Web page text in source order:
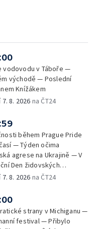
vodovodu v Táboře —
východě — Poslední
Knížákem
7. 8. 2026 na ČT24
během Prague Pride
— Týden očima
agrese na Ukrajině — V
Den židovských
slaví 25 let na
epidemie digitálních
— Demolice vyhořelé
Zlíně
7. 8. 2026 na ČT24
strany v Michiganu —
festival — Přibylo